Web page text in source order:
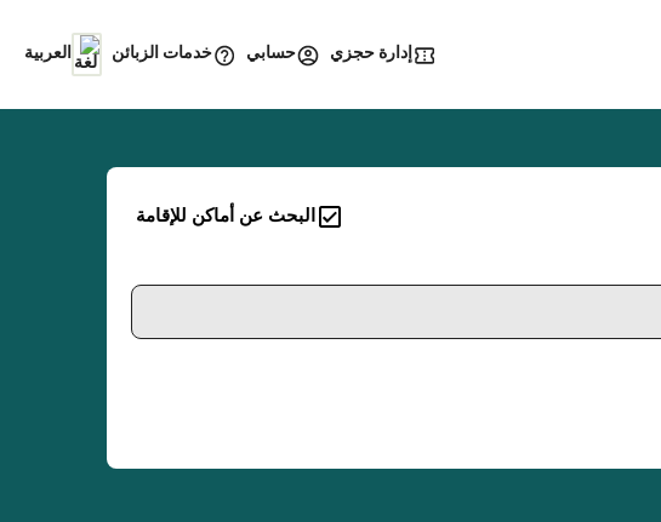
إدارة حجزي حسابي خدمات الزبائن العربية
البحث عن أماكن للإقامة